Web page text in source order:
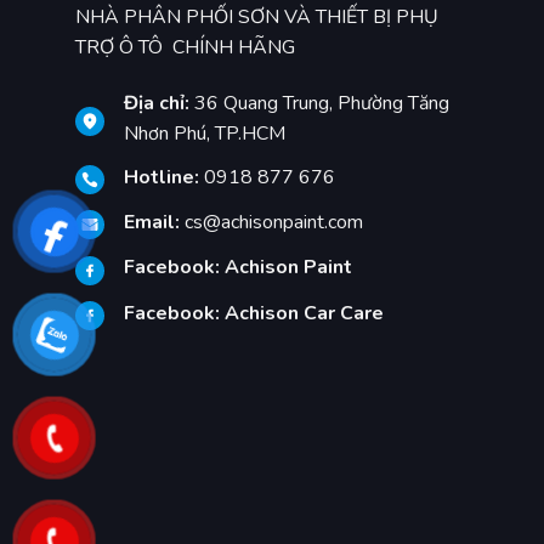
NHÀ PHÂN PHỐI SƠN VÀ THIẾT BỊ PHỤ
TRỢ Ô TÔ CHÍNH HÃNG
Địa chỉ: 36 Quang Trung, Phường Tăng
Nhơn Phú, TP.HCM
Hotline: 0918 877 676
Email: cs@achisonpaint.com
Facebook: Achison Paint
Facebook: Achison Car Care